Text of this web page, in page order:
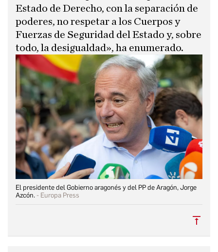
Estado de Derecho, con la separación de
poderes, no respetar a los Cuerpos y
Fuerzas de Seguridad del Estado y, sobre
todo, la desigualdad», ha enumerado.
El presidente del Gobierno aragonés y del PP de Aragón, Jorge
Azcón.
Europa Press